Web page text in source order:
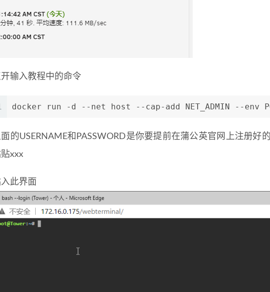
输入教程中的命令
docker run -d --net host --cap-add NET_ADMIN --env
的USERNAME和PASSWORD是你要提前在蒲公英官网上注册好
xxx
此界面